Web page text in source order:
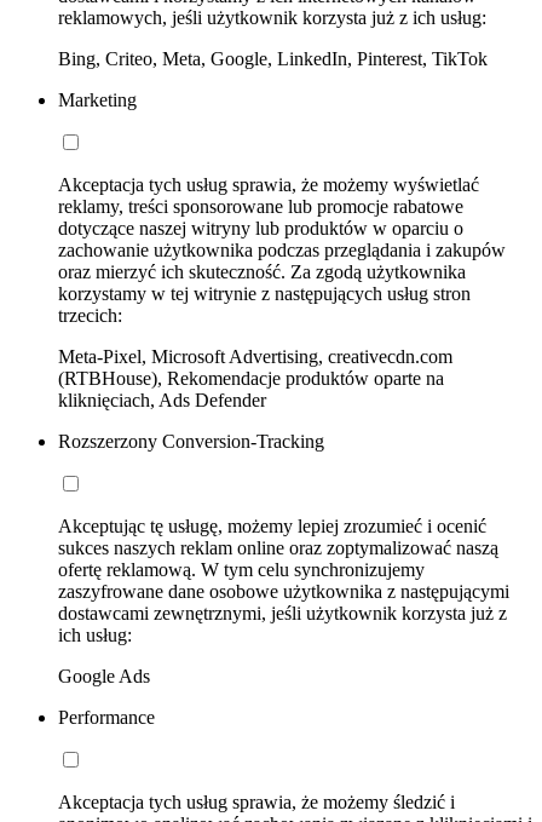
reklamowych, jeśli użytkownik korzysta już z ich usług:
Bing, Criteo, Meta, Google, LinkedIn, Pinterest, TikTok
Marketing
Akceptacja tych usług sprawia, że możemy wyświetlać
reklamy, treści sponsorowane lub promocje rabatowe
dotyczące naszej witryny lub produktów w oparciu o
zachowanie użytkownika podczas przeglądania i zakupów
oraz mierzyć ich skuteczność. Za zgodą użytkownika
korzystamy w tej witrynie z następujących usług stron
trzecich:
Meta-Pixel, Microsoft Advertising, creativecdn.com
(RTBHouse), Rekomendacje produktów oparte na
kliknięciach, Ads Defender
Rozszerzony Conversion-Tracking
Akceptując tę usługę, możemy lepiej zrozumieć i ocenić
sukces naszych reklam online oraz zoptymalizować naszą
ofertę reklamową. W tym celu synchronizujemy
zaszyfrowane dane osobowe użytkownika z następującymi
dostawcami zewnętrznymi, jeśli użytkownik korzysta już z
ich usług:
Google Ads
Performance
Akceptacja tych usług sprawia, że możemy śledzić i